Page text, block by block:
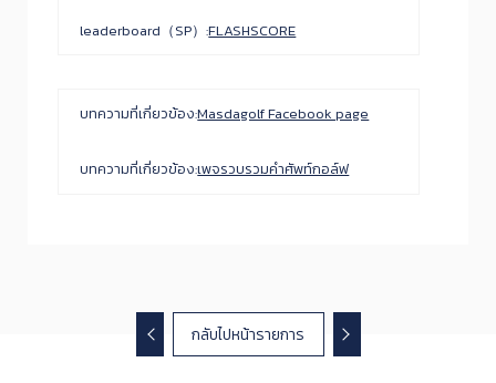
leaderboard（SP）:FLASHSCORE
บทความที่เกี่ยวข้อง:Masdagolf Facebook page
บทความที่เกี่ยวข้อง:เพจรวบรวมคำศัพท์กอล์ฟ
กลับไปหน้ารายการ